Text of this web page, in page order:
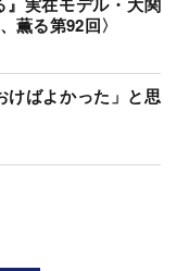
薫る第92回〉
けばよかった」と思